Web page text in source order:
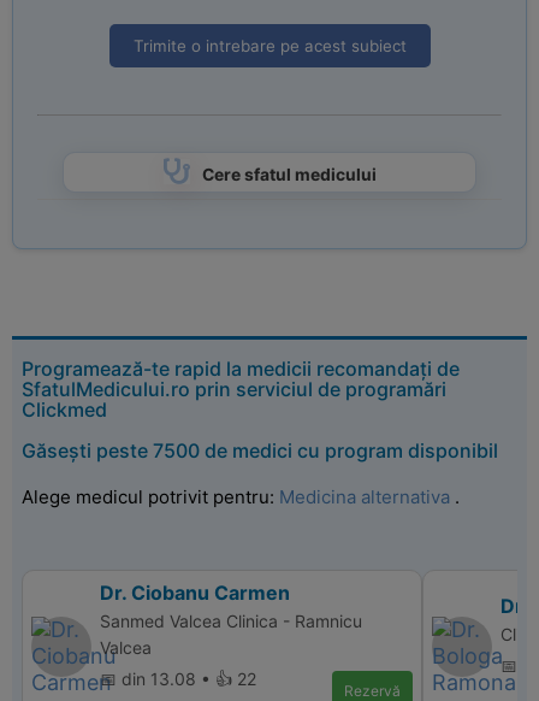
Trimite o intrebare pe acest subiect
Cere sfatul medicului
Programează-te rapid la medicii recomandați de
SfatulMedicului.ro prin serviciul de programări
Clickmed
Găsești peste 7500 de medici cu program disponibil
Alege medicul potrivit pentru: Medicina alternativa .
Dr. Ciobanu Carmen
Sanmed Valcea Clinica - Ramnicu
Valcea
📅 din 13.08 • 👍 22
Rezervă
Dr.
📅